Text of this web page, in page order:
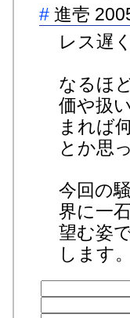
# 進壱
レス遅
なるほ
価や扱
まれば
とか思
今回の
界に一
望む姿
します。